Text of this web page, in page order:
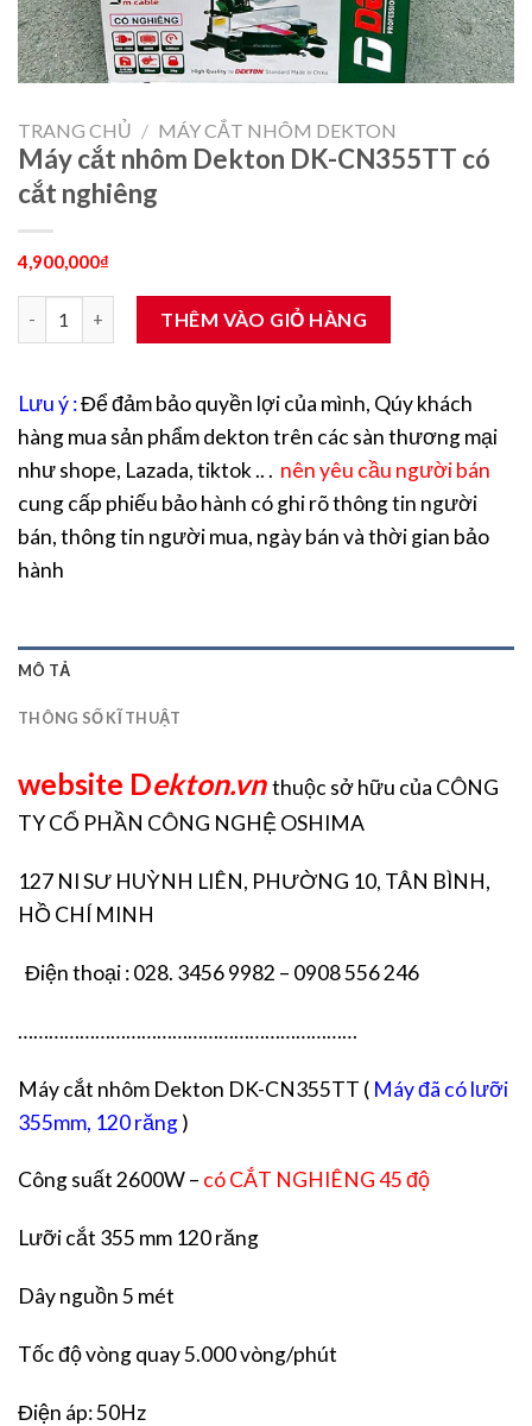
TRANG CHỦ / MÁY CẮT NHÔM DEKTON
Máy cắt nhôm Dekton DK-CN355TT có
cắt nghiêng
4,900,000₫
Máy cắt nhôm Dekton DK-CN355TT có cắt nghiêng số lượng
THÊM VÀO GIỎ HÀNG
Lưu ý :Để đảm bảo quyền lợi của mình, Qúy khách
hàng mua sản phẩm dekton trên các sàn thương mại
như shope, Lazada, tiktok .. . nên yêu cầu người bán
cung cấp phiếu bảo hành có ghi rõ thông tin người
bán, thông tin người mua, ngày bán và thời gian bảo
hành
MÔ TẢ
THÔNG SỐ KĨ THUẬT
website Dekton.vn thuộc sở hữu của CÔNG
TY CỔ PHẦN CÔNG NGHỆ OSHIMA
127 NI SƯ HUỲNH LIÊN, PHƯỜNG 10, TÂN BÌNH,
HỒ CHÍ MINH
Điện thoại : 028. 3456 9982 – 0908 556 246
…………………………………………………………
Máy cắt nhôm Dekton DK-CN355TT ( Máy đã có lưỡi
355mm, 120 răng)
Công suất 2600W – có CẮT NGHIÊNG 45 độ
Lưỡi cắt 355 mm 120 răng
Dây nguồn 5 mét
Tốc độ vòng quay 5.000 vòng/phút
Điện áp: 50Hz